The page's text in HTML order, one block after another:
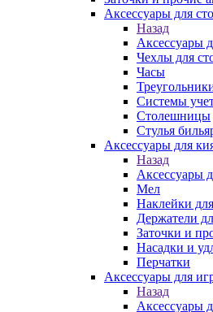
Аксессуары для
Назад
Аксессуары
Чехлы для
Часы
Системы
Столешницы
Стулья
Аксессуары для
Назад
Аксессуары
Мел
Наклейки
Держатели
Заточки и
Насадки и
Перчатки
Аксессуары для
Назад
Аксессуары